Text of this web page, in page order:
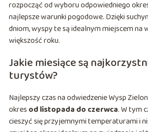
rozpocząć od wyboru odpowiedniego
najlepsze warunki pogodowe. Dzięki
dniom, wyspy te są idealnym miejscem na
większość roku.
Jakie miesiące są
turystów?
Najlepszy czas na odwiedzenie Wysp
okres od listopada do czerwca. W tym
cieszyć się przyjemnymi temperaturami i